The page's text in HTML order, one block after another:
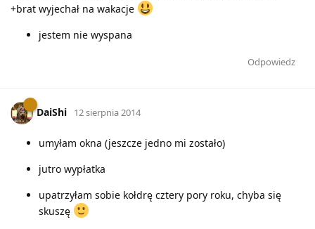
+brat wyjechał na wakacje
jestem nie wyspana
Odpowiedz
DaiShi 12 sierpnia 2014
umyłam okna (jeszcze jedno mi zostało)
jutro wypłatka
upatrzyłam sobie kołdrę cztery pory roku, chyba się
skuszę